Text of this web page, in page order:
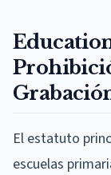
El estatuto
escuelas